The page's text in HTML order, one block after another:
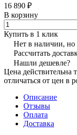
16 890 ₽
В корзину
Купить в 1 клик
Нет в наличии, но
Рассчитать
Нашли дешевле?
Цена действительна
отличаться от цен в
Описание
Отзывы
Оплата
Доставка